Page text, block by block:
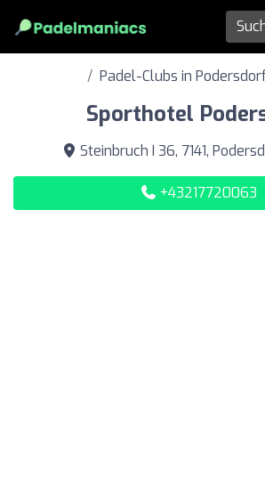
Padel-Clubs in
Sporthotel
Steinbruch I 36, 7141,
+43217720063